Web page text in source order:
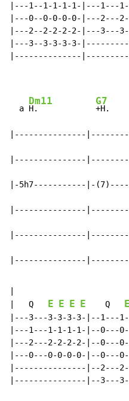
|---1--1-1-1-1-|---1---
|---0--0-0-0-0-|---2---
|---2--2-2-2-2-|---3---
|---3--3-3-3-3-
|--------------
  a
Dm11
H.
G7
|---------------
|---------------
|-5h7-----------|-
|---------------
|---------------
|---------------
|   Q
E E E E
    Q
E
|---3---3-3-3-3-|--1---
|---1---1-1-1-1-|--0---
|---2---2-2-2-2-|--0---
|---0---0-0-0-0-|--0---
|---------------|--2---2-
|---------------|--3---